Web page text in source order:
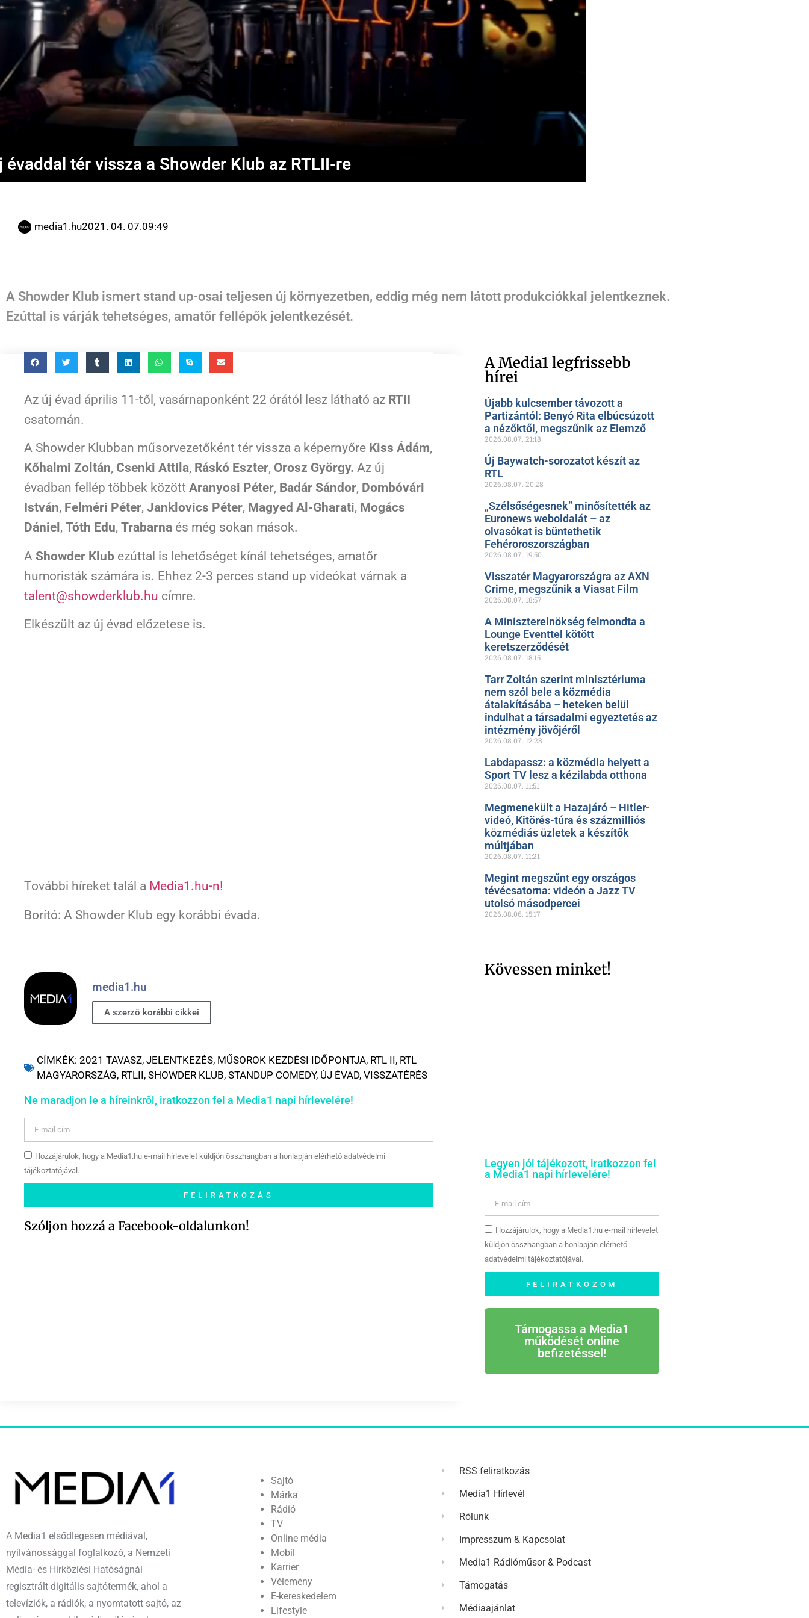
évaddal tér vissza a Showder Klub az RTLII-re
media1.hu2021. 04. 07.09:49
A Showder Klub ismert stand up-osai teljesen új környezetben, eddig még nem látott produkciókkal jelentkeznek.
Ezúttal is várják tehetséges, amatőr fellépők jelentkezését.
Az új évad április 11-től, vasárnaponként 22 órától lesz látható az RTII
csatornán.
A Showder Klubban műsorvezetőként tér vissza a képernyőre Kiss Ádám,
Kőhalmi Zoltán, Csenki Attila, Ráskó Eszter, Orosz György. Az új
évadban fellép többek között Aranyosi Péter, Badár Sándor, Dombóvári
István, Felméri Péter, Janklovics Péter, Magyed Al-Gharati, Mogács
Dániel , Tóth Edu, Trabarna és még sokan mások.
A Showder Klub ezúttal is lehetőséget kínál tehetséges, amatőr
humoristák számára is. Ehhez 2-3 perces stand up videókat várnak a
talent@showderklub.hu címre.
Elkészült az új évad előzetese is.
További híreket talál a Media1.hu-n!
Borító: A Showder Klub egy korábbi évada.
media1.hu
A szerző korábbi cikkei
CÍMKÉK: 2021 TAVASZ, JELENTKEZÉS, MŰSOROK KEZDÉSI IDŐPONTJA, RTL II, RTL
MAGYARORSZÁG, RTLII, SHOWDER KLUB, STANDUP COMEDY, ÚJ ÉVAD, VISSZATÉRÉS
Ne maradjon le a híreinkről, iratkozzon fel a Media1 napi hírlevelére!
Hozzájárulok, hogy a Media1.hu e-mail hírlevelet küldjön összhangban a honlapján elérhető adatvédelmi
tájékoztatójával.
FELIRATKOZÁS
Szóljon hozzá a Facebook-oldalunkon!
A Media1 legfrissebb
hírei
Újabb kulcsember távozott a
Partizántól: Benyó Rita elbúcsúzott
a nézőktől, megszűnik az Elemző
2026.08.07. 21:18
Új Baywatch-sorozatot készít az
RTL
2026.08.07. 20:28
„Szélsőségesnek” minősítették az
Euronews weboldalát – az
olvasókat is büntethetik
Fehéroroszországban
2026.08.07. 19:50
Visszatér Magyarországra az AXN
Crime, megszűnik a Viasat Film
2026.08.07. 18:57
A Miniszterelnökség felmondta a
Lounge Eventtel kötött
keretszerződését
2026.08.07. 18:15
Tarr Zoltán szerint minisztériuma
nem szól bele a közmédia
átalakításába – heteken belül
indulhat a társadalmi egyeztetés az
intézmény jövőjéről
2026.08.07. 12:28
Labdapassz: a közmédia helyett a
Sport TV lesz a kézilabda otthona
2026.08.07. 11:51
Megmenekült a Hazajáró – Hitler-
videó, Kitörés-túra és százmilliós
közmédiás üzletek a készítők
múltjában
2026.08.07. 11:21
Megint megszűnt egy országos
tévécsatorna: videón a Jazz TV
utolsó másodpercei
2026.08.06. 15:17
Kövessen minket!
Legyen jól tájékozott, iratkozzon fel
a Media1 napi hírlevelére!
Hozzájárulok, hogy a Media1.hu e-mail hírlevelet
küldjön összhangban a honlapján elérhető
adatvédelmi tájékoztatójával.
FELIRATKOZOM
Támogassa a Media1
működését online
befizetéssel!
A Media1 elsődlegesen médiával,
nyilvánossággal foglalkozó, a Nemzeti
Média- és Hírközlési Hatóságnál
regisztrált digitális sajtótermék, ahol a
televíziók, a rádiók, a nyomtatott sajtó, az
Sajtó
Márka
Rádió
TV
Online média
Mobil
Karrier
Vélemény
E-kereskedelem
Lifestyle
RSS feliratkozás
Media1 Hírlevél
Rólunk
Impresszum & Kapcsolat
Media1 Rádióműsor & Podcast
Támogatás
Médiaajánlat